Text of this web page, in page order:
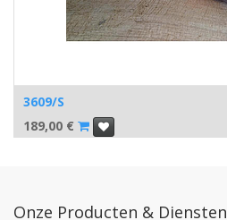
3609/S
189,00 €
Onze Producten & Diensten